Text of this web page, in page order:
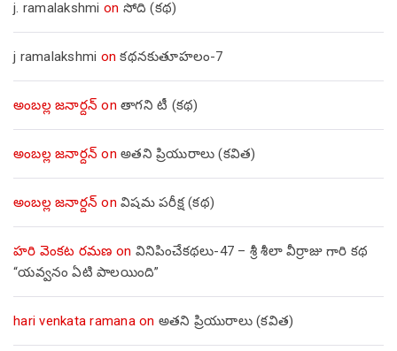
j. ramalakshmi on సోది (కథ)
j ramalakshmi onకథనకుతూహలం-7
అంబల్ల జనార్దన్ on తాగని టీ (కథ)
అంబల్ల జనార్దన్ on అతని ప్రియురాలు (కవిత)
అంబల్ల జనార్దన్ on విషమ పరీక్ష (క‌థ‌)
హరి వెంకట రమణ on వినిపించేకథలు-47 – శ్రీ శీలా వీర్రాజు గారి కథ
“యవ్వనం ఏటి పాలయింది”
hari venkata ramanaon అతని ప్రియురాలు (కవిత)